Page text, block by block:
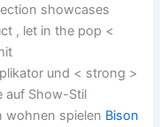
showcases
, let in the pop <
und < strong >
auf Show-Stil
wohnen spielen Bison